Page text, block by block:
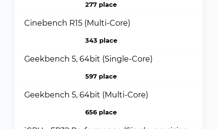
277 place
Cinebench R15 (Multi-Core)
343 place
Geekbench 5, 64bit (Single-Core)
597 place
Geekbench 5, 64bit (Multi-Core)
656 place